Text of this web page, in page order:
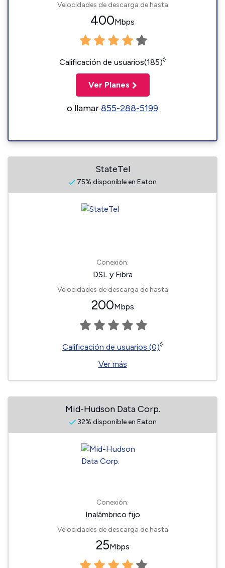
Velocidades de descarga de hasta
400Mbps
Calificación de usuarios(185)◊
Ver Planes
o llamar855-288-5199
StateTel
75% disponible en Eaton
Conexión:
DSL y Fibra
Velocidades de descarga de hasta
200Mbps
Calificación de usuarios (0)◊
Ver más
Mid-Hudson Data Corp.
32% disponible en Eaton
Conexión:
Inalámbrico fijo
Velocidades de descarga de hasta
25Mbps